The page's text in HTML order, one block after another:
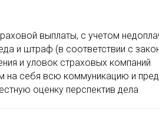
выплаты, с учетом
и штраф (в соответствии с
и уловок страховых компаний
себя всю коммуникацию и
оценку перспектив дела